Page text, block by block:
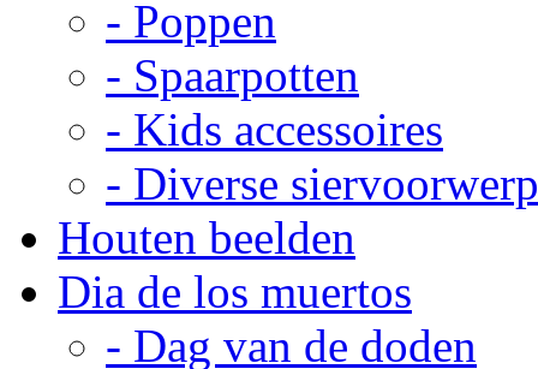
- Poppen
- Spaarpotten
- Kids accessoires
- Diverse
Houten beelden
Dia de los muertos
- Dag van de doden